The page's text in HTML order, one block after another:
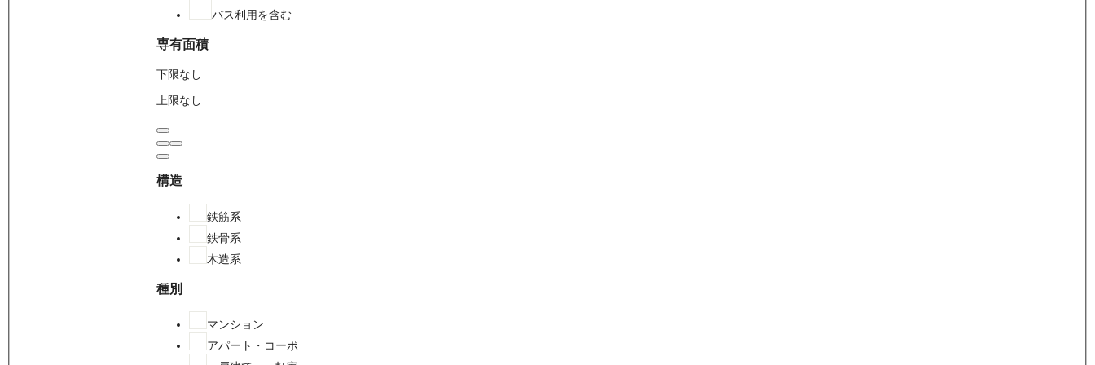
バス利用を含む
専有面積
下限なし
上限なし
構造
鉄筋系
鉄骨系
木造系
種別
マンション
アパート・コーポ